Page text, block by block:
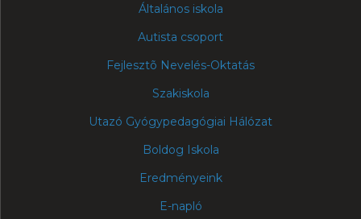
Általános iskola
Autista csoport
Fejlesztõ Nevelés-Oktatás
Szakiskola
Utazó Gyógypedagógiai Hálózat
Boldog Iskola
Eredményeink
E-napló